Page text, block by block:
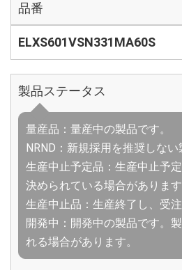
品番
ELXS601VSN331MA60S
製品ステータス
量産品：量産中の製品です。
NRND：新規採用を推奨しない
生産中止予定品：生産中止予
決められている場合があります
生産中止品：生産終了し、受
開発中：開発中の製品です。
れる場合があります。